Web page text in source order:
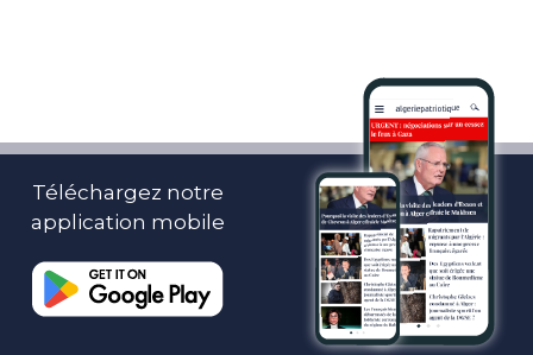
Téléchargez notre
application mobile